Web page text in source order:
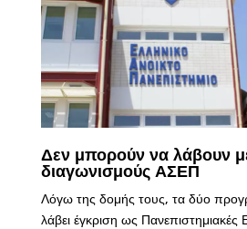
Δεν μπορούν να λάβουν
διαγωνισμούς ΑΣΕΠ
Λόγω της δομής τους, τα δύο
λάβει έγκριση ως Πανεπιστημιακές